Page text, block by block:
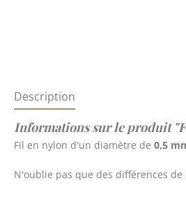
Description
Informations sur le produit
Fil en nylon d'un diamètre de 0,5
N'oublie pas que des différences